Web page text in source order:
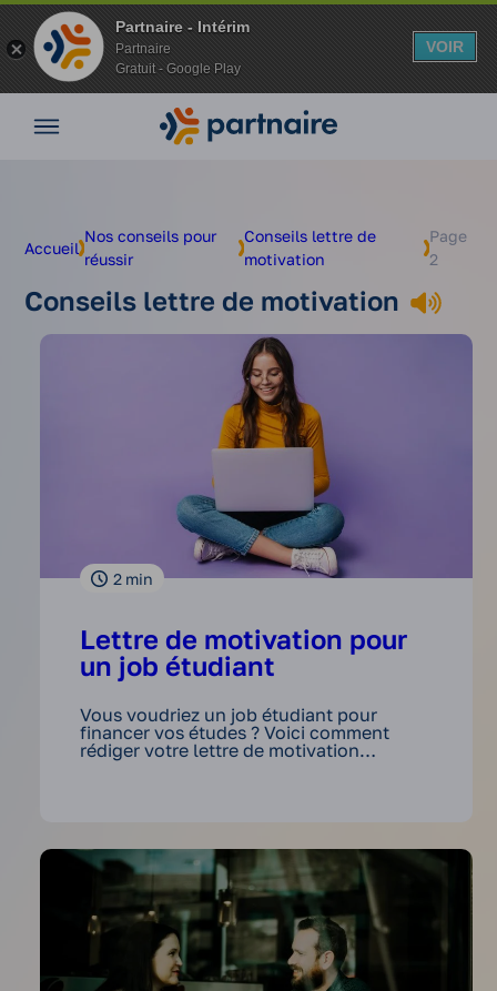
Partnaire - Intérim
Partnaire
Gratuit - Google Play
VOIR
Nos
avantages
conseils
Espace
Accueil
Nos conseils pour
réussir
Conseils lettre de
motivation
Page
2
Conseils lettre de motivation
2 min
Lettre de motivation pour
un job étudiant
Vous voudriez un job étudiant pour
financer vos études ? Voici comment
rédiger votre lettre de motivation…